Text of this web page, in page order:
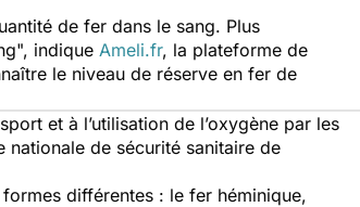
de fer dans le sang. Plus
", indique Ameli.fr, la plateforme de
le niveau de réserve en fer de
et à l’utilisation de l’oxygène par les
nationale de sécurité sanitaire de
différentes : le fer héminique,